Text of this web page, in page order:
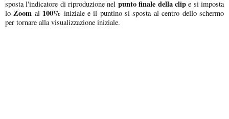
sposta l'indicatore di riproduzione nel punto finale della clipe si imposta
lo Zoom al 100% iniziale e il puntino si sposta al centro dello schermo
per tornare alla visualizzazione iniziale.